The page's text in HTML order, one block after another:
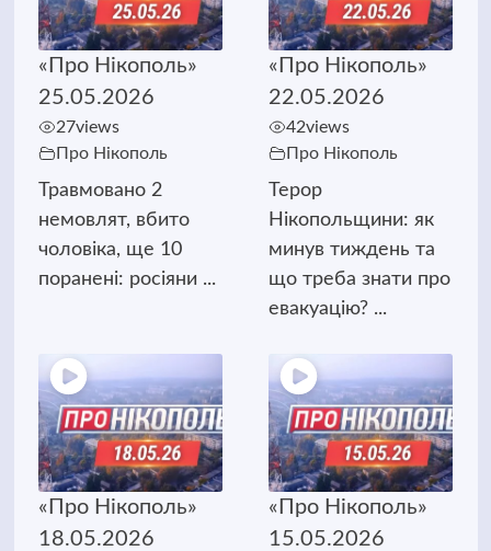
«Про Нікополь»
25.05.2026
27views
Про Нікополь
Травмовано 2
немовлят, вбито
чоловіка, ще 10
поранені: росіяни ...
«Про Нікополь»
22.05.2026
42views
Про Нікополь
Терор
Нікопольщини: як
минув тиждень та
що треба знати про
евакуацію? ...
«Про Нікополь»
18.05.2026
«Про Нікополь»
15.05.2026